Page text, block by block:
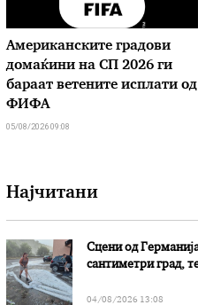
Американските градови
домаќини на СП 2026 ги
бараат ветените исплати од
ФИФА
05/08/2026 09:08
Најчитани
Сцени од
сантиметри град,
04/08/2026 13:08